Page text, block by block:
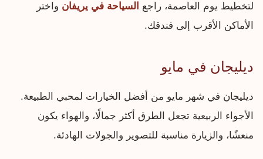
لتخطيط يوم العاصمة، راجع السياحة في يريفان واختر
الأماكن الأقرب إلى فندقك.
ديليجان في مايو
ديليجان في شهر مايو من أفضل الخيارات لمحبي الطبيعة.
الأجواء الربيعية تجعل الطرق أكثر جمالًا، والهواء يكون
منعشًا، والزيارة مناسبة للتصوير والجولات الهادئة.